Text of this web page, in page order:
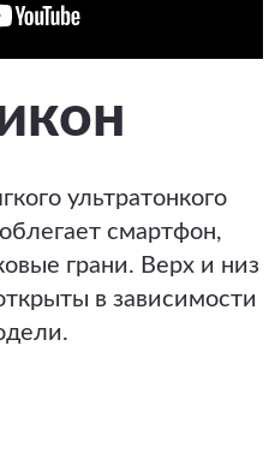
ультратонкого
смартфон,
грани. Верх и низ
в зависимости